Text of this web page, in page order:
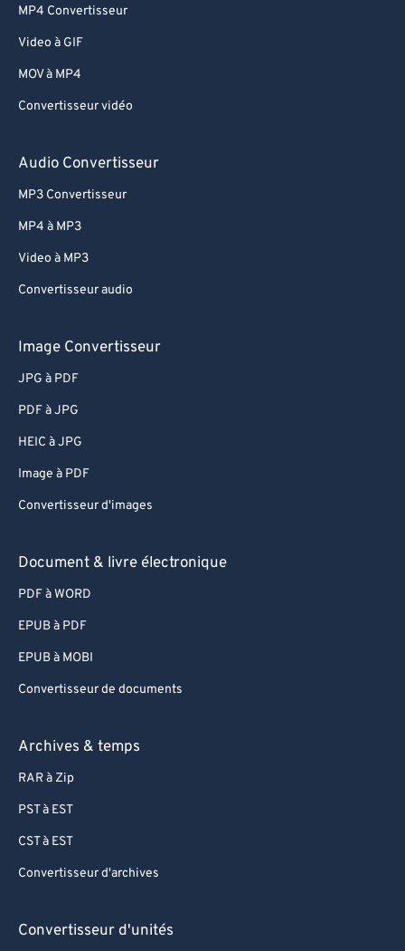
MP4 Convertisseur
Video à GIF
MOV à MP4
Convertisseur vidéo
Audio Convertisseur
MP3 Convertisseur
MP4 à MP3
Video à MP3
Convertisseur audio
Image Convertisseur
JPG à PDF
PDF à JPG
HEIC à JPG
Image à PDF
Convertisseur d'images
Document & livre électronique
PDF à WORD
EPUB à PDF
EPUB à MOBI
Convertisseur de documents
Archives & temps
RAR à Zip
PST à EST
CST à EST
Convertisseur d'archives
Convertisseur d'unités